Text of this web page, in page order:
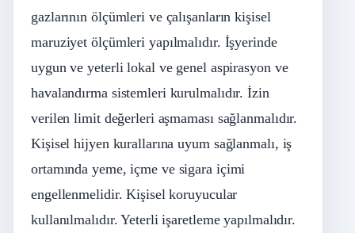
gazlarının ölçümleri ve çalışanların kişisel
maruziyet ölçümleri yapılmalıdır. İşyerinde
uygun ve yeterli lokal ve genel aspirasyon ve
havalandırma sistemleri kurulmalıdır. İzin
verilen limit değerleri aşmaması sağlanmalıdır.
Kişisel hijyen kurallarına uyum sağlanmalı, iş
ortamında yeme, içme ve sigara içimi
engellenmelidir. Kişisel koruyucular
kullanılmalıdır. Yeterli işaretleme yapılmalıdır.